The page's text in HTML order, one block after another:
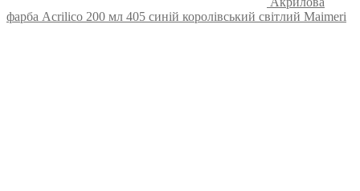
фарба Acrilico 200 мл 405 синій королівський світлий Maimeri